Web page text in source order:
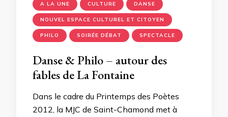
A LA UNE CULTURE DANSE
NOUVEL ESPACE CULTUREL ET CITOYEN
PHILO SOIRÉE DÉBAT SPECTACLE
Danse & Philo – autour des
fables de La Fontaine
Dans le cadre du Printemps des Poètes
2012, la MJC de Saint-Chamond met à